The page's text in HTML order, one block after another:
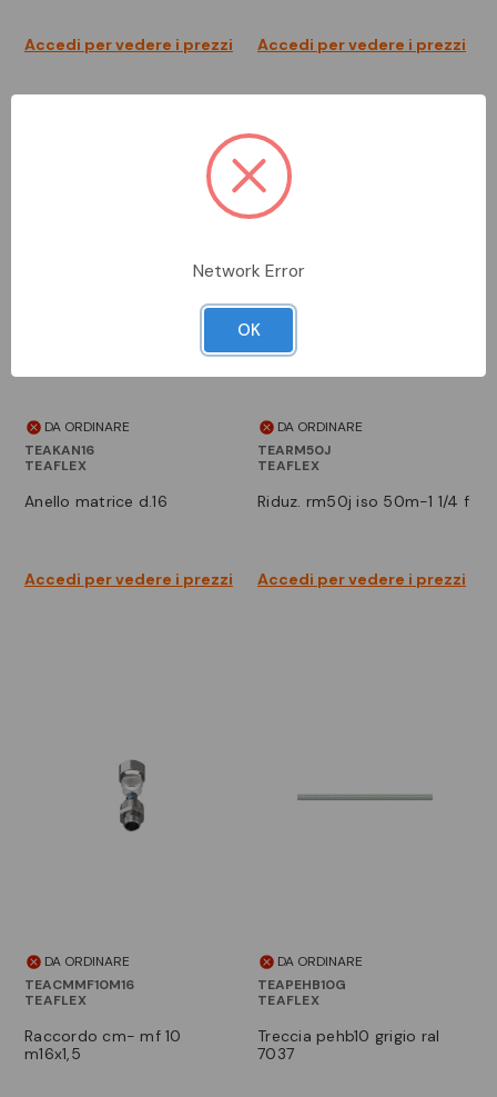
Accedi per vedere i prezzi Accedi per vedere i prezzi
DA ORDINARE
TEAKAN16
TEAFLEX
anello matrice d.16
Accedi per vedere i prezzi
DA ORDINARE
TEARM50J
TEAFLEX
riduz. rm50j iso 50m-1 1/4 f
Accedi per vedere i prezzi
DA ORDINARE
TEACMMF10M16
TEAFLEX
raccordo cm- mf 10
m16x1,5
DA ORDINARE
TEAPEHB10G
TEAFLEX
treccia pehb10 grigio ral
7037
Network Error
OK